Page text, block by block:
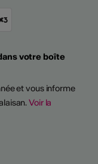
votre boîte
et vous informe
Voir la